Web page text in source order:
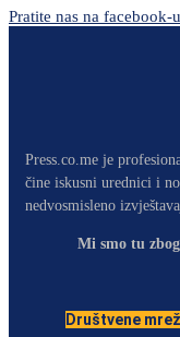
Pratite nas na facebook-u
Press.co.me je
čine iskusni urednici i
nedvosmisleno
Mi smo tu
Društvene